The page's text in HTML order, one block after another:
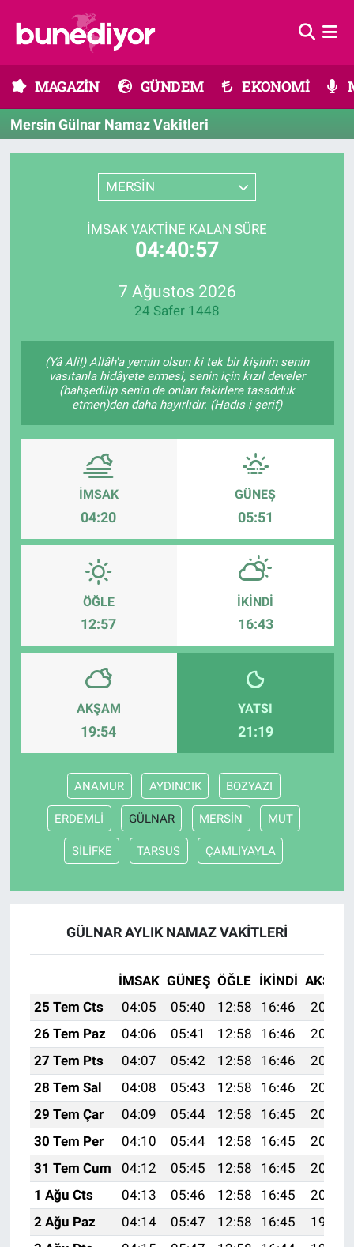
MAGAZİN GÜNDEM EKONOMİ
Mersin Gülnar Namaz Vakitleri
MERSİN
İMSAK VAKTINE KALAN SÜRE
04:40:57
7 Ağustos 2026
24 Safer 1448
(Yâ Ali!) Allâh'a yemin olsun ki tek bir kişinin senin
vasıtanla hidâyete ermesi, senin için kızıl develer
(bahşedilip senin de onları fakirlere tasadduk
etmen)den daha hayırlıdır. (Hadis-i şerif)
İMSAK
04:20
GÜNEŞ
05:51
ÖĞLE
12:57
İKINDI
16:43
AKŞAM
19:54
YATSI
21:19
ANAMUR AYDINCIK BOZYAZI
ERDEMLİ GÜLNAR MERSİN MUT
SİLİFKE TARSUS ÇAMLIYAYLA
GÜLNAR AYLIK NAMAZ VAKITLERI
İMSAK GÜNEŞ ÖĞLE İKINDI AKŞAM
25 Tem Cts
04:05 05:40 12:58 16:46
20:06
26 Tem Paz
04:06 05:41 12:58 16:46
20:05
27 Tem Pts
04:07 05:42 12:58 16:46
20:04
28 Tem Sal
04:08 05:43 12:58 16:46
20:03
29 Tem Çar
04:09 05:44 12:58 16:45
20:02
30 Tem Per
04:10 05:44 12:58 16:45
20:02
31 Tem Cum
04:12 05:45 12:58 16:45
20:01
1 Ağu Cts
04:13 05:46 12:58 16:45
20:00
2 Ağu Paz
04:14 05:47 12:58 16:45
19:59
Dünya
Müzik
Sağlık
Spor
Teknoloji
Tv Medya
EKONOMİ
TV MEDYA
KÜLTÜR SANAT
Süper Lig Puan Durumu ve Fikstür
Tüm Manşetler
Son Dakika Haberleri